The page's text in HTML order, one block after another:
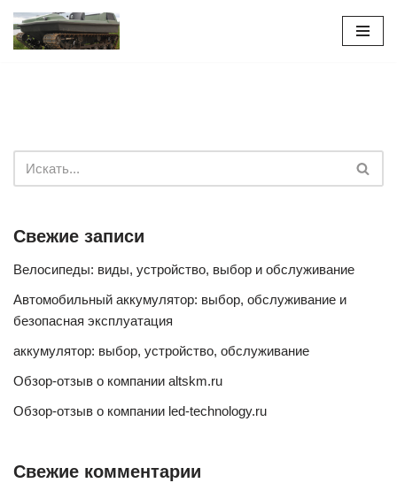
Перейти
Свежие записи
Велосипеды: виды, устройство, выбор и обслуживание
Автомобильный аккумулятор: выбор, обслуживание и
безопасная эксплуатация
аккумулятор: выбор, устройство, обслуживание
Обзор-отзыв о компании altskm.ru
Обзор-отзыв о компании led-technology.ru
Свежие комментарии